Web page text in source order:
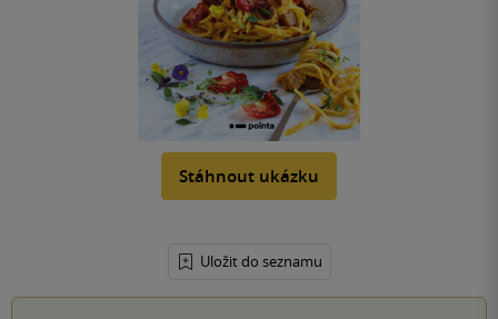
Stáhnout ukázku
Uložit do seznamu